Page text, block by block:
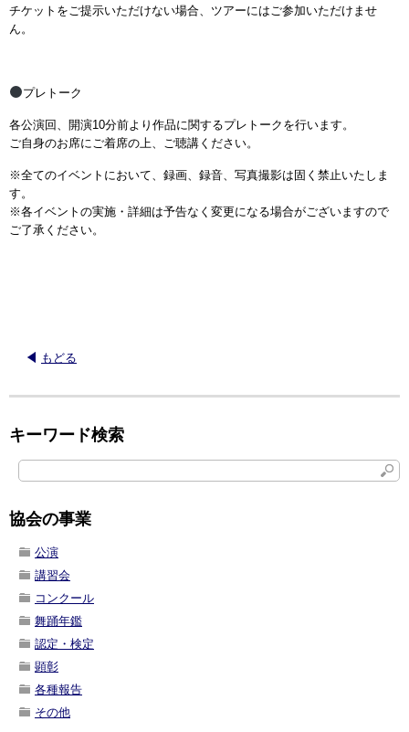
チケットをご提示いただけない場合、ツアーにはご参加いただけませ
ん。
プレトーク
各公演回、開演10分前より作品に関するプレトークを行います。
ご自身のお席にご着席の上、ご聴講ください。
※全てのイベントにおいて、録画、録音、写真撮影は固く禁止いたしま
す。
※各イベントの実施・詳細は予告なく変更になる場合がございますので
ご了承ください。
もどる
キーワード検索
協会の事業
公演
講習会
コンクール
舞踊年鑑
認定・検定
顕彰
各種報告
その他